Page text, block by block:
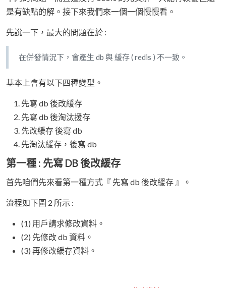
是有缺點的解。接下來我們來一個一個慢慢看。
先說一下，最大的問題在於 :
在併發情況下，會產生 db 與 緩存 ( redis ) 不一致。
基本上會有以下四種變型。
先寫 db 後改緩存
先寫 db 後淘汰援存
先改緩存 後寫 db
先淘汰緩存，後寫 db
第一種 : 先寫 DB 後改緩存
首先咱們先來看第一種方式『 先寫 db 後改緩存 』。
流程如下圖 2 所示 :
(1) 用戶請求修改資料。
(2) 先修改 db 資料。
(3) 再修改緩存資料。